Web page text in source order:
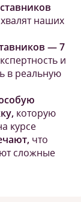
наших
— 7
и
в реальную
которую
курсе
что
сложные